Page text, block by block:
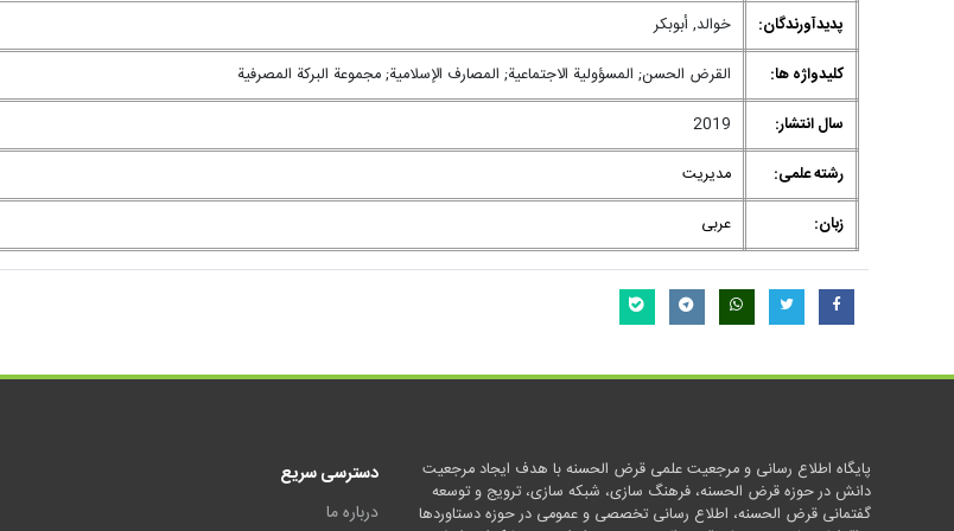
پدیدآورندگان:
خوالد, أبوبكر
کلیدواژه ها:
القرض الحسن; المسؤولية الاجتماعية; المصارف الإسلامية; مجموعة البركة المصرفية
سال انتشار:
2019
رشته علمی:
مدیریت
زبان:
عربی
پایگاه اطلاع رسانی و مرجعیت علمی قرض الحسنه با هدف ایجاد مرجعیت
دانش در حوزه قرض الحسنه، فرهنگ سازی، شبکه سازی، ترویج و توسعه
گفتمانی قرض الحسنه، اطلاع رسانی تخصصی و عمومی در حوزه دستاوردها
دسترسی سریع
درباره ما